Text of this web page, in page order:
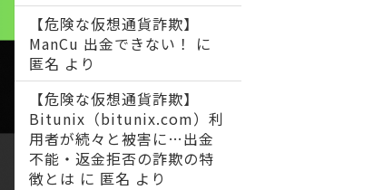
【危険な仮想通貨詐欺】
ManCu 出金できない！
に
匿名 より
【危険な仮想通貨詐欺】
Bitunix（bitunix.com）利
用者が続々と被害に…出金
不能・返金拒否の詐欺の特
徴とは に 匿名 より